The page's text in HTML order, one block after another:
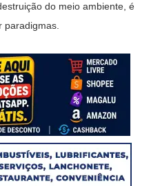
do meio ambiente, é
paradigmas.